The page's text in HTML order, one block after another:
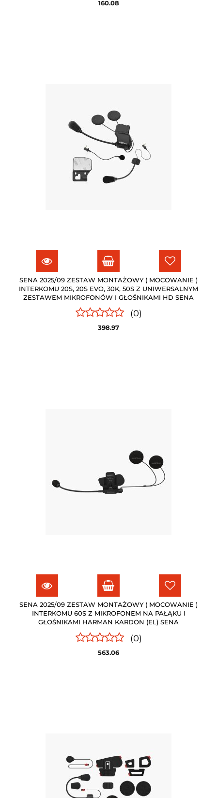
160.08
SENA 2025/09 ZESTAW MONTAŻOWY ( MOCOWANIE )
INTERKOMU 20S, 20S EVO, 30K, 50S Z UNIWERSALNYM
ZESTAWEM MIKROFONÓW I GŁOŚNIKAMI HD SENA
(0)
398.97
SENA 2025/09 ZESTAW MONTAŻOWY ( MOCOWANIE )
INTERKOMU 60S Z MIKROFONEM NA PAŁĄKU I
GŁOŚNIKAMI HARMAN KARDON (EL) SENA
(0)
563.06